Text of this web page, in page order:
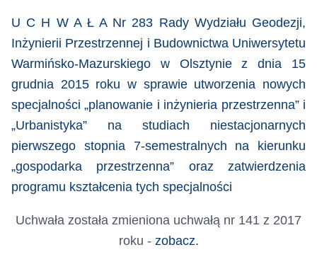
U C H W A Ł A Nr 283 Rady Wydziału Geodezji,
Inżynierii Przestrzennej i Budownictwa Uniwersytetu
Warmińsko-Mazurskiego w Olsztynie z dnia 15
grudnia 2015 roku w sprawie utworzenia nowych
specjalności „planowanie i inżynieria przestrzenna” i
„Urbanistyka” na studiach niestacjonarnych
pierwszego stopnia 7-semestralnych na kierunku
„gospodarka przestrzenna” oraz zatwierdzenia
programu kształcenia tych specjalności
Uchwała została zmieniona uchwałą nr 141 z 2017
roku - zobacz.